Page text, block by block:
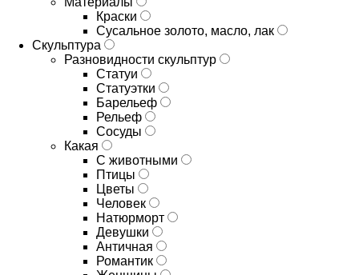
Краски
Сусальное золото, масло, лак
Скульптура
Разновидности скульптур
Статуи
Статуэтки
Барельеф
Рельеф
Сосуды
Какая
С животными
Птицы
Цветы
Человек
Натюрморт
Девушки
Античная
Романтик